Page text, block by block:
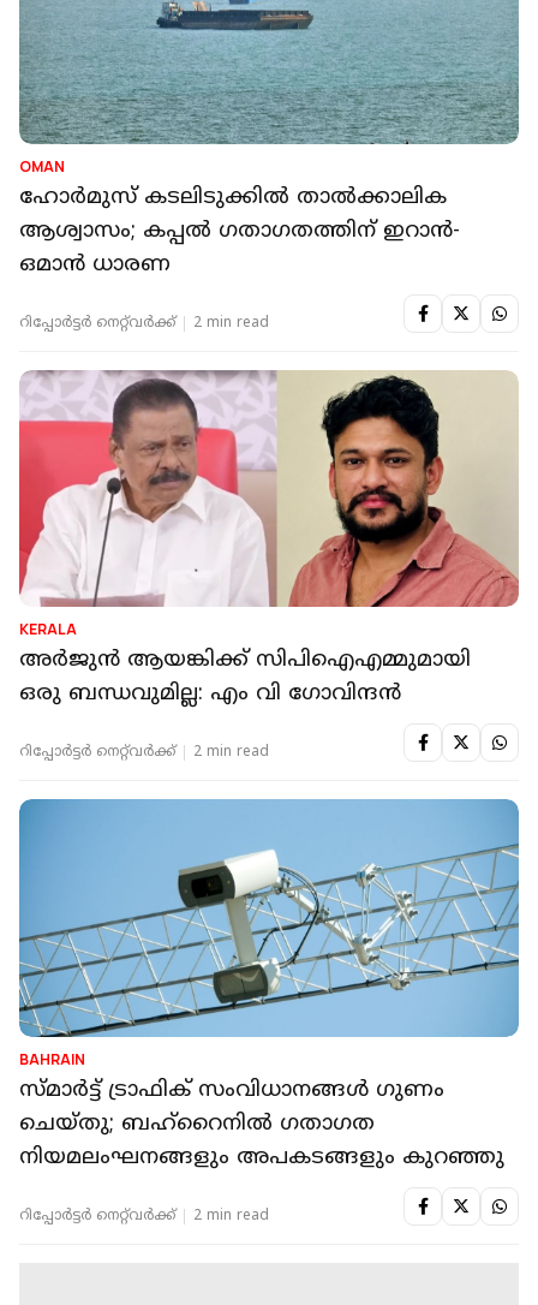
OMAN
ഹോർമുസ് കടലിടുക്കിൽ താൽക്കാലിക
ആശ്വാസം; കപ്പൽ ഗതാഗതത്തിന് ഇറാൻ-
ഒമാൻ ധാരണ
റിപ്പോർട്ടർ നെറ്റ്‌വര്‍ക്ക്‌ 2 min read
KERALA
അര്‍ജുന്‍ ആയങ്കിക്ക് സിപിഐഎമ്മുമായി
ഒരു ബന്ധവുമില്ല: എം വി ഗോവിന്ദന്‍
റിപ്പോർട്ടർ നെറ്റ്‌വര്‍ക്ക്‌ 2 min read
BAHRAIN
സ്മാർട്ട് ട്രാഫിക് സംവിധാനങ്ങൾ ​ഗുണം
ചെയ്തു; ബഹ്റൈനിൽ ഗതാഗത
നിയമലംഘനങ്ങളും അപകടങ്ങളും കുറഞ്ഞു
റിപ്പോർട്ടർ നെറ്റ്‌വര്‍ക്ക്‌ 2 min read